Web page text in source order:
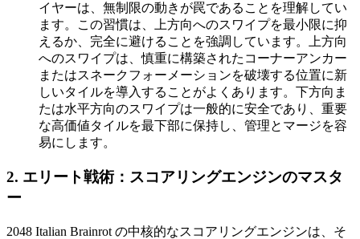
イヤーは、無制限の動きが罠であることを理解してい
ます。この習慣は、上方向へのスワイプを最小限に抑
えるか、完全に避けることを強調しています。上方向
へのスワイプは、慎重に構築されたコーナーアンカー
またはスネークフォーメーションを破壊する位置に新
しいタイルを導入することがよくあります。下方向ま
たは水平方向のスワイプは一般的に安全であり、重要
な高価値タイルを最下部に保持し、管理とマージを容
易にします。
2. エリート戦術：スコアリングエンジンのマスタ
ー
2048 Italian Brainrot の中核的なスコアリングエンジンは、そ